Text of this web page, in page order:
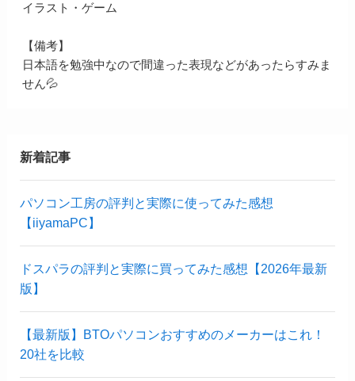
イラスト・ゲーム
【備考】
日本語を勉強中なので間違った表現などがあったらすみま
せん💦
新着記事
パソコン工房の評判と実際に使ってみた感想
【iiyamaPC】
ドスパラの評判と実際に買ってみた感想【2026年最新
版】
【最新版】BTOパソコンおすすめのメーカーはこれ！
20社を比較